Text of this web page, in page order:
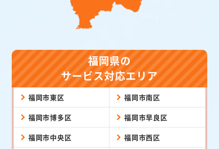
福岡県の
サービス対応エリア
福岡市東区 福岡市南区
福岡市博多区 福岡市早良区
福岡市中央区 福岡市西区